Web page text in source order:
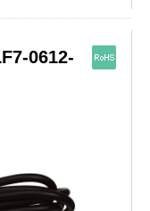
0612-